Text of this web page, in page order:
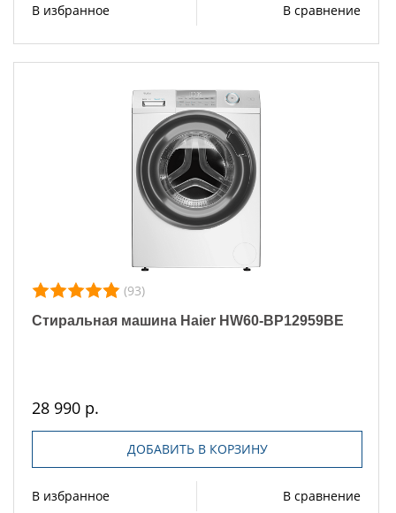
В избранное В сравнение
(93)
Стиральная машина Haier HW60-BP12959BE
28 990 р.
ДОБАВИТЬ В КОРЗИНУ
В избранное В сравнение